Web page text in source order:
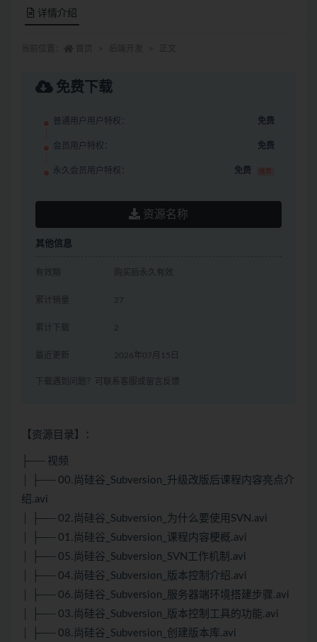
详情介绍
免费下载
普通用户用户特权： 免费
会员用户特权： 免费
永久会员用户特权： 免费 推荐
资源名称
其他信息
有效期 购买后永久有效
累计销量 27
累计下载 2
最近更新 2026年07月15日
下载遇到问题？可联系客服或留言反馈
【资源目录】：
├── 视频
│ ├── 00.尚硅谷_Subversion_升级改版后课程内容亮点介
绍.avi
│ ├── 02.尚硅谷_Subversion_为什么要使用SVN.avi
│ ├── 01.尚硅谷_Subversion_课程内容梗概.avi
│ ├── 05.尚硅谷_Subversion_SVN工作机制.avi
│ ├── 04.尚硅谷_Subversion_版本控制介绍.avi
│ ├── 06.尚硅谷_Subversion_服务器端环境搭建步骤.avi
│ ├── 03.尚硅谷_Subversion_版本控制工具的功能.avi
│ ├── 08.尚硅谷_Subversion_创建版本库.avi